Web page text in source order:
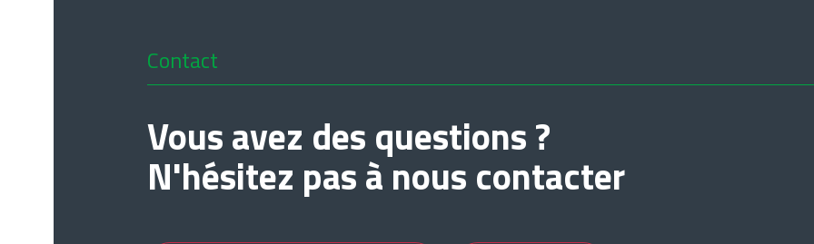
Contact
Vous avez des questions ?
N'hésitez pas à nous contacter